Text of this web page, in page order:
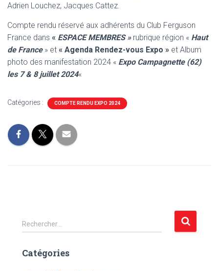
Adrien Louchez, Jacques Cattez.
Compte rendu réservé aux adhérents du Club Ferguson
France dans « ESPACE MEMBRES »rubrique région « Haut
de France» et « Agenda Rendez-vous Expo » et Album
photo des manifestation 2024 « Expo Campagnette (62)
les 7 & 8 juillet 2024«
Catégories : COMPTE RENDU EXPO 2024
R
e
h
Rechercher…
Catégories